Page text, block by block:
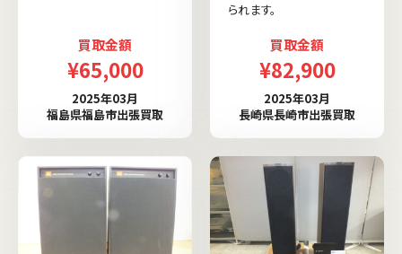
買取金額
¥65,000
2025年03月
福島県福島市出張買取
られます。
買取金額
¥82,900
2025年03月
長崎県長崎市出張買取